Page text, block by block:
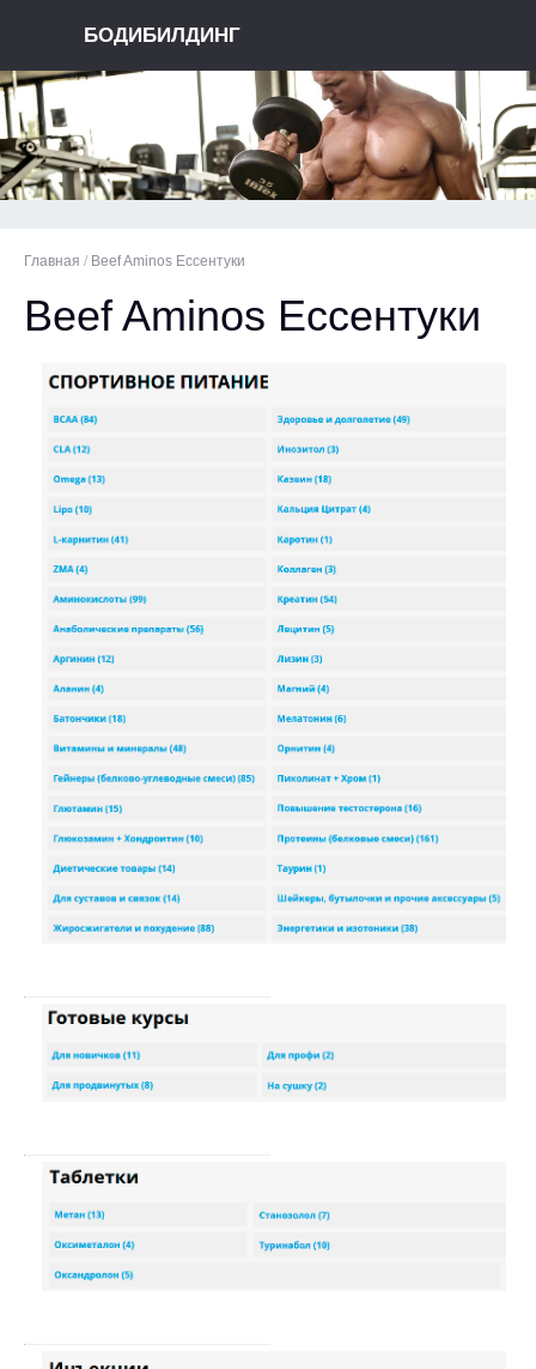
БОДИБИЛДИНГ
Главная / Beef Aminos Ессентуки
Beef Aminos Ессентуки